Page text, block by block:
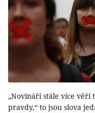
„Novináři stále více věří
pravdy,“ to jsou slova